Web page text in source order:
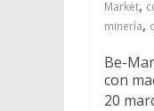
Market,
minería,
Be-
con
20